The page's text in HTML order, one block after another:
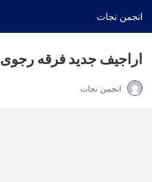
انجمن نجات
اراجیف جدید فرقه رجوی
انجمن نجات